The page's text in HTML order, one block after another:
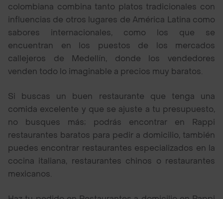
colombiana combina tanto platos tradicionales con
influencias de otros lugares de América Latina como
sabores internacionales, como los que se
encuentran en los puestos de los mercados
callejeros de Medellín, donde los vendedores
venden todo lo imaginable a precios muy baratos.
Si buscas un buen restaurante que tenga una
comida excelente y que se ajuste a tu presupuesto,
no busques más; podrás encontrar en Rappi
restaurantes baratos para pedir a domicilio, también
puedes encontrar restaurantes especializados en la
cocina italiana, restaurantes chinos o restaurantes
mexicanos.